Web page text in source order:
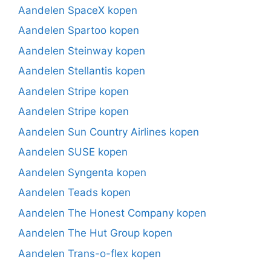
Aandelen SpaceX kopen
Aandelen Spartoo kopen
Aandelen Steinway kopen
Aandelen Stellantis kopen
Aandelen Stripe kopen
Aandelen Stripe kopen
Aandelen Sun Country Airlines kopen
Aandelen SUSE kopen
Aandelen Syngenta kopen
Aandelen Teads kopen
Aandelen The Honest Company kopen
Aandelen The Hut Group kopen
Aandelen Trans-o-flex kopen